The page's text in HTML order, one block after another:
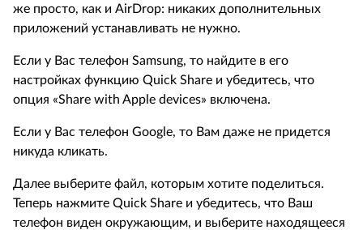
же просто, как и AirDrop: никаких дополнительных
приложений устанавливать не нужно.
Если у Вас телефон Samsung, то найдите в его
настройках функцию Quick Share и убедитесь, что
опция «Share with Apple devices» включена.
Если у Вас телефон Google, то Вам даже не придется
никуда кликать.
Далее выберите файл, которым хотите поделиться.
Теперь нажмите Quick Share и убедитесь, что Ваш
телефон виден окружающим, и выберите находящееся